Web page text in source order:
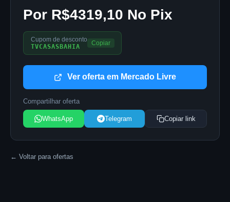
Por R$4319,10 No Pix
Cupom de desconto
TVCASASBAHIA
Copiar
Ver oferta em Mercado Livre
Compartilhar oferta
WhatsApp Telegram Copiar link
← Voltar para ofertas